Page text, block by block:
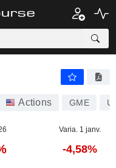
Actions GME
Varia. 1 janv.
-4,58%